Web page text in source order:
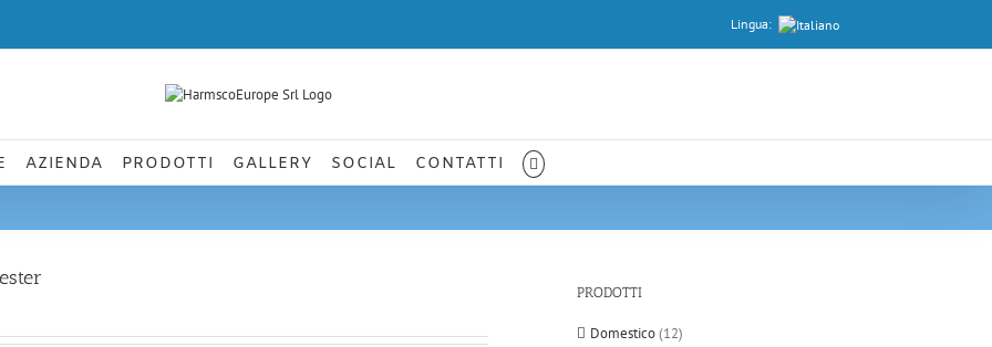
Lingua:
AZIENDA PRODOTTI GALLERY SOCIAL CONTATTI
PRODOTTI
Domestico(12)